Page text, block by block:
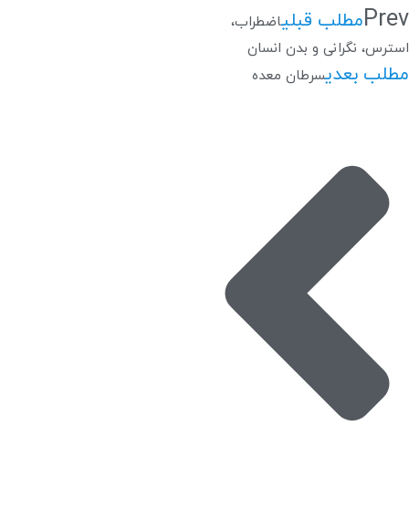
Prevمطلب قبلیاضطراب،
استرس، نگرانی و بدن انسان
مطلب بعدیسرطان معده